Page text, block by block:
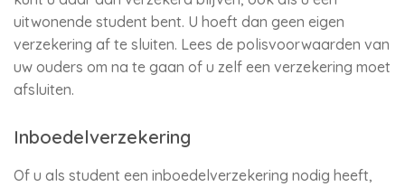
uitwonende student bent. U hoeft dan geen eigen
verzekering af te sluiten. Lees de polisvoorwaarden van
uw ouders om na te gaan of u zelf een verzekering moet
afsluiten.
Inboedelverzekering
Of u als student een inboedelverzekering nodig heeft,